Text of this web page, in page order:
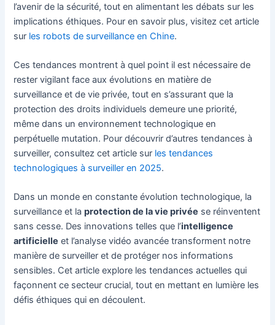
l’avenir de la sécurité, tout en alimentant les débats sur les
implications éthiques. Pour en savoir plus, visitez cet article
sur les robots de surveillance en Chine.
Ces tendances montrent à quel point il est nécessaire de
rester vigilant face aux évolutions en matière de
surveillance et de vie privée, tout en s’assurant que la
protection des droits individuels demeure une priorité,
même dans un environnement technologique en
perpétuelle mutation. Pour découvrir d’autres tendances à
surveiller, consultez cet article sur les tendances
technologiques à surveiller en 2025.
Dans un monde en constante évolution technologique, la
surveillance et laprotection de la vie privée se réinventent
sans cesse. Des innovations telles que l’intelligence
artificielle et l’analyse vidéo avancée transforment notre
manière de surveiller et de protéger nos informations
sensibles. Cet article explore les tendances actuelles qui
façonnent ce secteur crucial, tout en mettant en lumière les
défis éthiques qui en découlent.